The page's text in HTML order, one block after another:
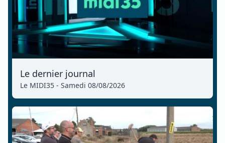
Le dernier journal
Le MIDI35 - Samedi 08/08/2026